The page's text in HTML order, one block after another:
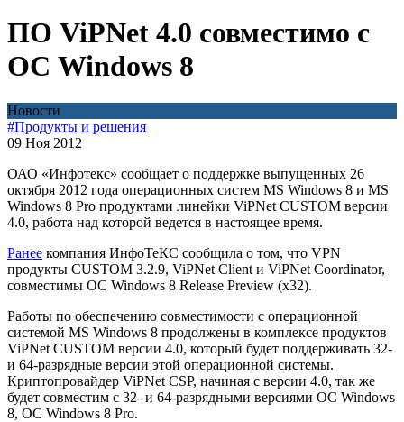
ПО ViPNet 4.0 совместимо с
ОС Windows 8
Новости
#Продукты и решения
09 Ноя 2012
ОАО «Инфотекс» сообщает о поддержке выпущенных 26
октября 2012 года операционных систем MS Windows 8 и MS
Windows 8 Pro продуктами линейки ViPNet CUSTOM версии
4.0, работа над которой ведется в настоящее время.
Ранее компания ИнфоТеКС сообщила о том, что VPN
продукты CUSTOM 3.2.9, ViPNet Client и ViPNet Coordinator,
совместимы ОС Windows 8 Release Preview (x32).
Работы по обеспечению совместимости с операционной
системой MS Windows 8 продолжены в комплексе продуктов
ViPNet CUSTOM версии 4.0, который будет поддерживать 32-
и 64-разрядные версии этой операционной системы.
Криптопровайдер ViPNet CSP, начиная с версии 4.0, так же
будет совместим с 32- и 64-разрядными версиями ОС Windows
8, ОС Windows 8 Pro.